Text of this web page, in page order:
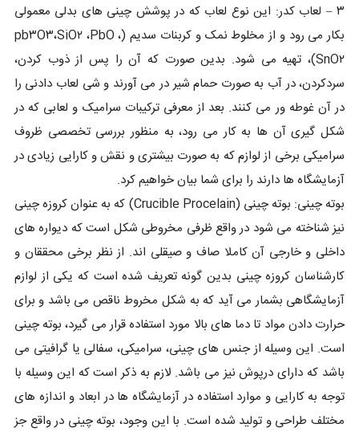
۳ – لعاب کدر: این نوع لعاب که در پوشش چینی های بدلی معمولی
بکار می رود و از مخلوط نمک و کربنات سدیم (pb۳O۳،SiO۲ ،PbO ،
SnO۲)، تهیه می شود. بدین صورت که آن را پس از ذوب کردن،
سردکردن، در آب به صورت حمام شیر در می آورند و شی لعاب دادنی را
در آن غوطه ور می کنند. بعد از معرفی ترکیبات سرامیک و لعابی که در
شکل گیری آن ها به کار می رود، به منظور بررسی تخصصی ظروف
سرامیکی برخی از لوازم که به صورت بیشتری و نقش و کارایی زیادی در
آزمایشگاه ها دارند را برای شما بیان خواهیم کرد.
بوته چینی: بوته چینی (Crucible Procelain) که به عنوان کروزه چینی
نیز شناخته می شود در واقع ظرفی مخروطی شکل است که دیواره های
داخلی و خارجی آن کاملا صاف و صیقلی اند. از نظر برخی محققان و
کارشناسان کروزه چینی بدین گونه تعریف شده است که یکی از لوازم
آزمایشگاهی بشمار می آید که به شکل مخروط ناقص می باشد و برای
حرارت دادن مواد تا دما های بالا مورد استفاده قرار می گیرد، بوته چینی
است. این وسیله از جنس های چینی، سرامیکی، سفالی یا گرافیتی می
باشد که دارای درپوش نیز می باشد. لازم به ذکر است که این وسیله با
توجه به کارایی و موارد استفاده در آزمایشگاه ها در ابعاد و اندازه های
مختلف طراحی و تولید شده است. با این وجود، بوته چینی در واقع جز